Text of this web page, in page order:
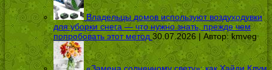
Владельцы домов используют воздуходувки
для уборки снега — что нужно знать, прежде чем
попробовать этот метод 30.07.2026 | Автор:kmveg